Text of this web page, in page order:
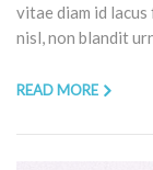
vitae diam id
nisl, non blandit
READ MORE